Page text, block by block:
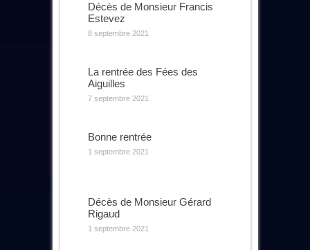
Décès de Monsieur Francis
Estevez
8 septembre 2021
La rentrée des Fées des
Aiguilles
7 septembre 2021
Bonne rentrée
1 septembre 2021
Décès de Monsieur Gérard
Rigaud
1 septembre 2021